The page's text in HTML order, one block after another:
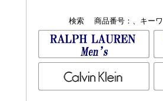
検索 商品番号：、キーワ